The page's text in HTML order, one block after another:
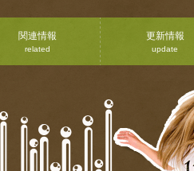
関連情報
related
更新情報
update